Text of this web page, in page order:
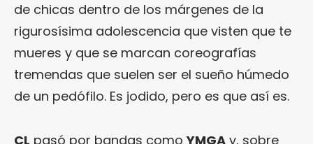
de chicas dentro de los márgenes de la
rigurosísima adolescencia que visten que te
mueres y que se marcan coreografías
tremendas que suelen ser el sueño húmedo
de un pedófilo. Es jodido, pero es que así es.
CL pasó por bandas comoYMGA y, sobre